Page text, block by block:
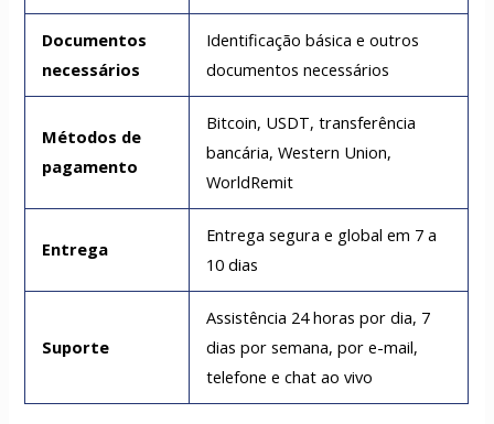
Documentos
necessários
Identificação básica e outros
documentos necessários
Métodos de
pagamento
Bitcoin, USDT, transferência
bancária, Western Union,
WorldRemit
Entrega
Entrega segura e global em 7 a
10 dias
Suporte
Assistência 24 horas por dia, 7
dias por semana, por e-mail,
telefone e chat ao vivo